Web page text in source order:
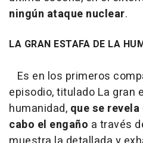
ningún ataque nuclear.
LA GRAN ESTAFA DE LA
Es en los primeros
episodio, titulado La gran
humanidad, que se
cabo el engaño a través